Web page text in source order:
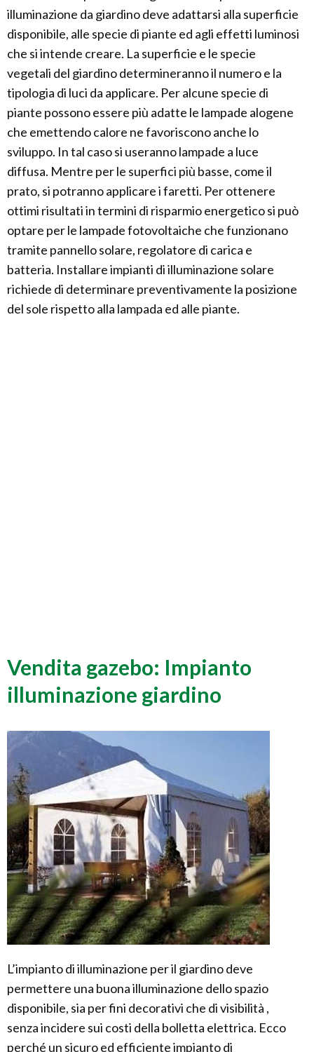
illuminazione da giardino deve adattarsi alla superficie
disponibile, alle specie di piante ed agli effetti luminosi
che si intende creare. La superficie e le specie
vegetali del giardino determineranno il numero e la
tipologia di luci da applicare. Per alcune specie di
piante possono essere più adatte le lampade alogene
che emettendo calore ne favoriscono anche lo
sviluppo. In tal caso si useranno lampade a luce
diffusa. Mentre per le superfici più basse, come il
prato, si potranno applicare i faretti. Per ottenere
ottimi risultati in termini di risparmio energetico si può
optare per le lampade fotovoltaiche che funzionano
tramite pannello solare, regolatore di carica e
batteria. Installare impianti di illuminazione solare
richiede di determinare preventivamente la posizione
del sole rispetto alla lampada ed alle piante.
Vendita gazebo: Impianto
illuminazione giardino
L’impianto di illuminazione per il giardino deve
permettere una buona illuminazione dello spazio
disponibile, sia per fini decorativi che di visibilità ,
senza incidere sui costi della bolletta elettrica. Ecco
perché un sicuro ed efficiente impianto di